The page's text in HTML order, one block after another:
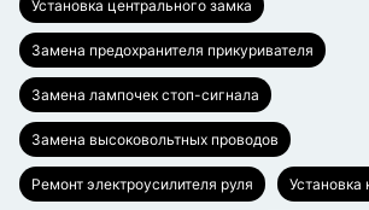
Установка центрального замка
Замена предохранителя прикуривателя
Замена лампочек стоп-сигнала
Замена высоковольтных проводов
Ремонт электроусилителя руля Установка